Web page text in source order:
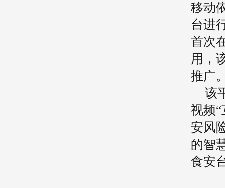
移动
台进
首次
用，
推广
该
视频
安风
的智
食安